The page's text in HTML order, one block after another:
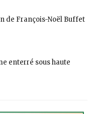
de François-Noël Buffet
enterré sous haute